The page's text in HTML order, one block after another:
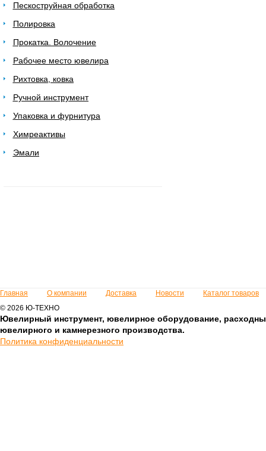
Пескоструйная обработка
Полировка
Прокатка. Волочение
Рабочее место ювелира
Рихтовка, ковка
Ручной инструмент
Упаковка и фурнитура
Химреактивы
Эмали
Главная О компании Доставка Новости
Каталог товаров
© 2026 Ю-ТЕХНО
Ювелирный инструмент, ювелирное оборудование,
ювелирного и камнерезного производства.
Политика конфиденциальности